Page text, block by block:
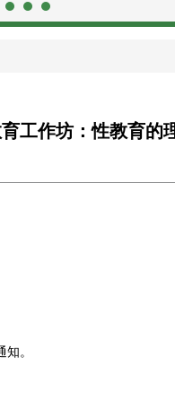
工作坊：性教育的
。